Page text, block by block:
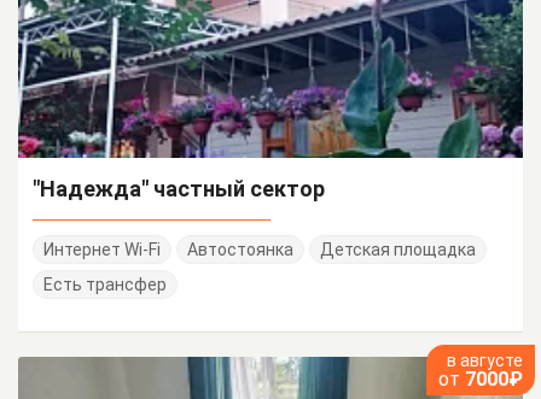
"Надежда" частный сектор
Интернет Wi-Fi Автостоянка
Детская площадка
Есть трансфер
в августе
от 7000₽